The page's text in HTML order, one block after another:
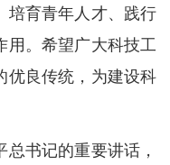
培育青年人才、践行
用。希望广大科技工
优良传统，为建设科
书记的重要讲话，